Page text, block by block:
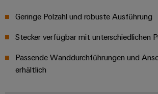
Geringe Polzahl und robuste Ausführung
Stecker verfügbar mit unterschiedlichen
Passende Wanddurchführungen und
erhältlich